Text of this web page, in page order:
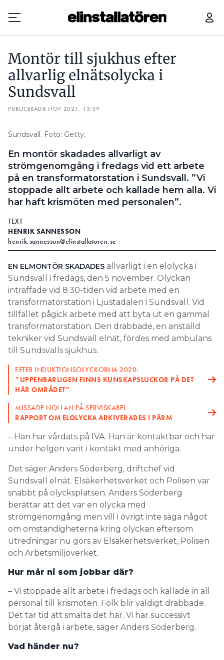
Prenumerera
Hantera prenumeration
Läs E-tidningen
Om tidningen
Kontakt
Personuppgifter
Search for:
Montör till sjukhus efter
allvarlig elnätsolycka i
Sundsvall
PUBLICERAD8 NOV 2021, 13:39
Sundsvall. Foto: Getty.
En montör skadades allvarligt av
strömgenomgång i fredags vid ett arbete
på en transformatorstation i Sundsvall. ”Vi
stoppade allt arbete och kallade hem alla. Vi
har haft krismöten med personalen”.
TEXT
HENRIK SANNESSON
henrik.sannesson@elinstallatoren.se
EN ELMONTÖR SKADADES allvarligt i en elolycka i
Sundsvall i fredags, den 5 november. Olyckan
inträffade vid 8.30-tiden vid arbete med en
transformatorstation i Ljustadalen i Sundsvall. Vid
tillfället pågick arbete med att byta ut en gammal
transformatorstation. Den drabbade, en anställd
tekniker vid Sundsvall elnät, fördes med ambulans
till Sundsvalls sjukhus.
EFTER INDUKTIONSOLYCKORNA 2020:
”UPPENBARLIGEN FINNS KUNSKAPSLUCKOR PÅ DET
HÄR OMRÅDET”
MISSADE NOLLAN PÅ SERVISKABEL
RAPPORT OM ELOLYCKA ARKIVERADES I PÄRM
– Han har vårdats på IVA. Han är kontaktbar och har
under helgen varit i kontakt med anhöriga.
Det säger Anders Söderberg, driftchef vid
Sundsvall elnät. Elsäkerhetsverket och Polisen var
snabbt på olycksplatsen. Anders Söderberg
berättar att det var en olycka med
strömgenomgång men vill i övrigt inte säga något
om omständigheterna kring olyckan eftersom
utredningar nu görs av Elsäkerhetsverket, Polisen
och Arbetsmiljöverket.
Hur mår ni som jobbar där?
– Vi stoppade allt arbete i fredags och kallade in all
personal till krismöten. Folk blir väldigt drabbade.
Det tar tid att smälta det här. Vi har successivt
börjat återgå i arbete, säger Anders Söderberg.
Vad händer nu?